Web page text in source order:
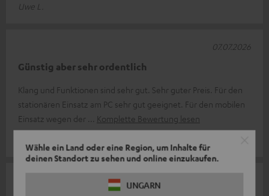
Wähle ein Land oder eine Region, um Inhalte für
deinen Standort zu sehen und online einzukaufen.
UNGARN
Uwe L.
Günstig aber sehr ordentlich
Klang und Funktionen sind sehr gut. Sehr guter Preis. Für den
stationären Einsatz am PC sehr gut geeignet. Für den mobilen
Einsatz wegen der
Komplette Bewertung lesen
07.07.2026